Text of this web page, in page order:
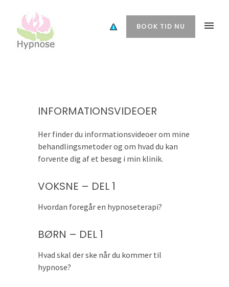
BOOK TID NU
INFORMATIONSVIDEOER
Her finder du informationsvideoer om mine
behandlingsmetoder og om hvad du kan
forvente dig af et besøg i min klinik.
VOKSNE – DEL 1
Hvordan foregår en hypnoseterapi?
BØRN – DEL 1
Hvad skal der ske når du kommer til
hypnose?